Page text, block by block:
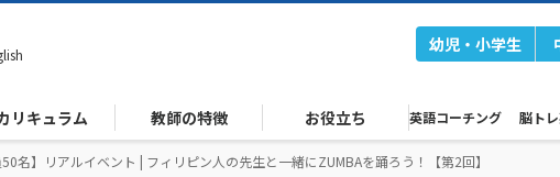
幼児・小学生
リキュラム 教師の特徴 お役立ち 英語コーチング 脳ト
50名】リアルイベント | フィリピン人の先生と一緒にZUMBAを踊ろう！【第2回】